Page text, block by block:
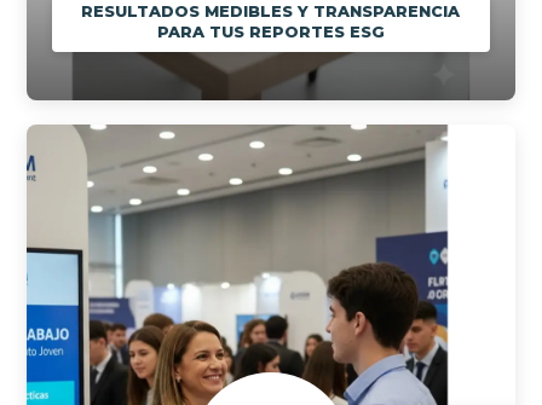
RESULTADOS MEDIBLES Y TRANSPARENCIA
PARA TUS REPORTES ESG